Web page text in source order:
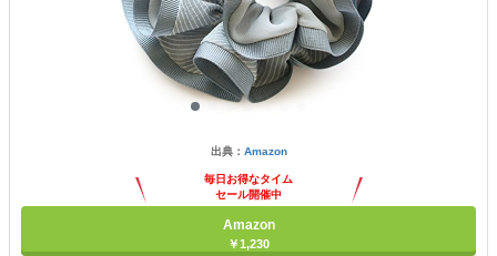
出典： Amazon
毎日お得なタイム
セール開催中
Amazon
￥1,230